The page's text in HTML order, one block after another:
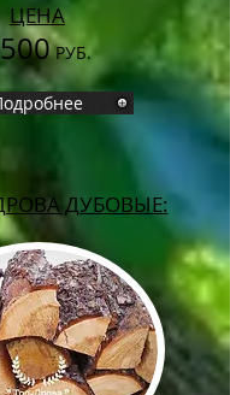
ЦЕНА
РУБ.
ДУБОВЫЕ: